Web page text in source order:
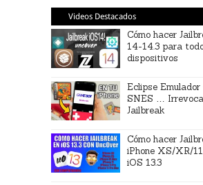
Videos Destacados
Cómo hacer
14-14.3 para
dispositivos
Eclipse Emulador
SNES …
Jailbreak
Cómo hacer
iPhone XS/XR/
iOS 13.3